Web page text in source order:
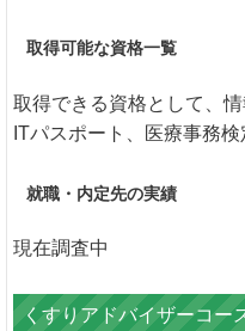
取得可能な資格一覧
取得できる資格として、
ITパスポート、医療事務
就職・内定先の実績
現在調査中
くすりアドバイザーコー